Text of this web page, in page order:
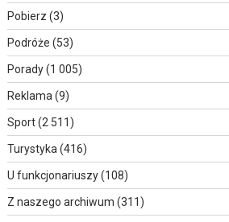
Pobierz (3)
Podróże (53)
Porady(1 005)
Reklama (9)
Sport(2 511)
Turystyka (416)
U funkcjonariuszy(108)
Z naszego archiwum (311)